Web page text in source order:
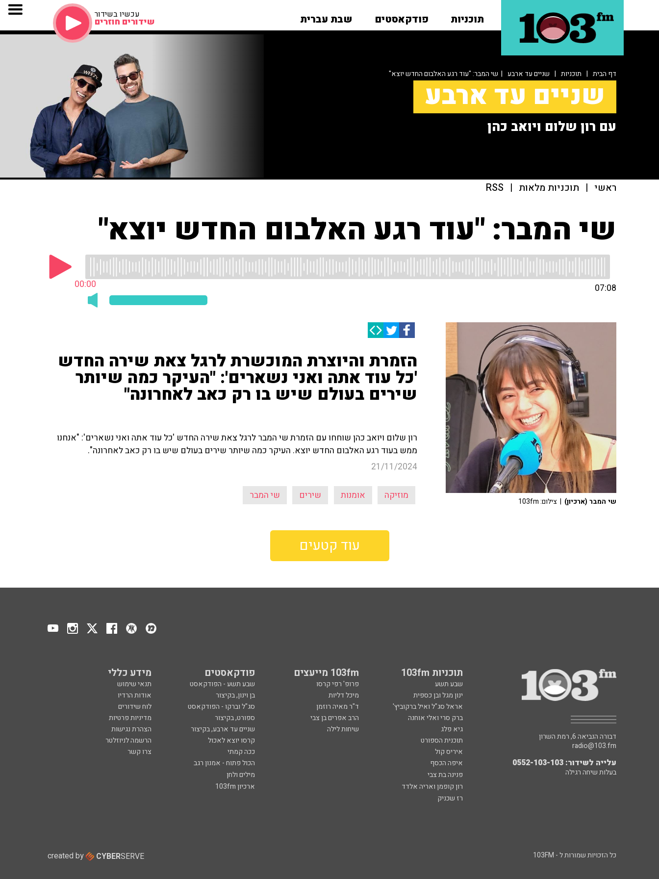
תוכניות פודקאסטים שבת עברית עכשיו בשידור
שידורים חוזרים
דף הבית | תוכניות | שניים עד ארבע | שי המבר: "עוד רגע האלבום החדש יוצא"
שניים עד ארבע
עם רון שלום ויואב כהן
ראשי | תוכניות מלאות |
RSS
שי המבר: "עוד רגע האלבום החדש יוצא"
00:00 07:08
הזמרת והיוצרת המוכשרת לרגל צאת שירה החדש
'כל עוד אתה ואני נשארים': "העיקר כמה שיותר
שירים בעולם שיש בו רק כאב לאחרונה"
רון שלום ויואב כהן שוחחו עם הזמרת שי המבר לרגל צאת שירה החדש 'כל עוד אתה ואני נשארים': "אנחנו
ממש בעוד רגע האלבום החדש יוצא. העיקר כמה שיותר שירים בעולם שיש בו רק כאב לאחרונה".
21/11/2024
מוזיקה אומנות שירים שי המבר
שי המבר (ארכיון) | צילום: 103fm
עוד קטעים
תוכניות 103fm 103fm מייעצים פודקאסטים מידע כללי
שבע תשע פרופ' רפי קרסו שבע תשע - הפודקאסט
תנאי שימוש
ינון מגל ובן כספית
מיכל דליות בן וינון, בקיצור
אודות הרדיו
אראל סג"ל ואיל ברקוביץ'
ד"ר מאיה רוזמן סג"ל וברקו - הפודקאסט
לוח שידורים
ברק סרי ואלי אוחנה
הרב אפרים בן צבי ספורט, בקיצור
מדיניות פרטיות
גיא פלג
שיחות לילה שניים עד ארבע, בקיצור
הצהרת נגישות
תוכנית הספורט
קרסו יוצא לאכול
הרשמה לניוזלטר
איריס קול
ככה קמתי
צרו קשר
איפה הכסף
הכול פתוח - אמנון רגב
פנינה בת צבי
מילים ולחן
רון קופמן ואריה אלדד
ארכיון 103fm
רז שכניק
דבורה הנביאה 6, רמת השרון
radio@103.fm
עלייה לשידור: 0552-103-103
בעלות שיחה רגילה
כל הזכויות שמורות ל - 103FM created by CYBERSERVE